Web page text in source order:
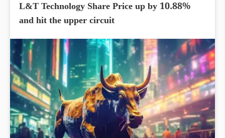
L&T Technology Share Price up by 10.88%
and hit the upper circuit